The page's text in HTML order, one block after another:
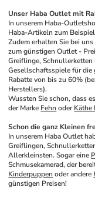
Unser Haba Outlet mit
In unserem Haba-
Haba-Artikeln zum
Zudem erhalten Sie bei
zum günstigen Outlet -
Greiflinge,
Gesellschaftsspiele für die
Rabatte von bis zu 60%
Herstellers).
Wussten Sie schon, dass
der Marke Fehn oder Käthe
Schon die ganz Kleinen
In unserem Haba Outlet
Greiflingen,
Allerkleinsten. Sogar eine
Kinderpuppen oder andere
günstigen Preisen!